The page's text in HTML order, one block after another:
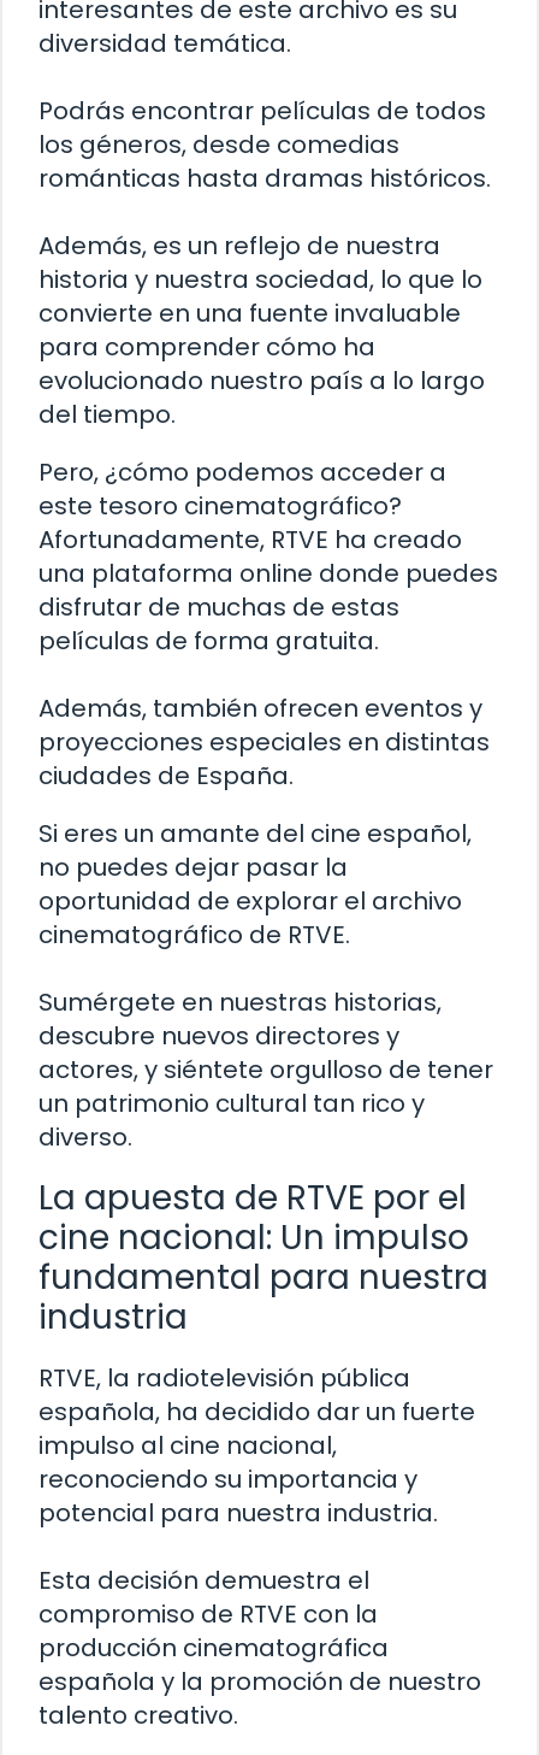
interesantes de este archivo es su
diversidad temática.
Podrás encontrar películas de todos
los géneros, desde comedias
románticas hasta dramas históricos.
Además, es un reflejo de nuestra
historia y nuestra sociedad, lo que lo
convierte en una fuente invaluable
para comprender cómo ha
evolucionado nuestro país a lo largo
del tiempo.
Pero, ¿cómo podemos acceder a
este tesoro cinematográfico?
Afortunadamente, RTVE ha creado
una plataforma online donde puedes
disfrutar de muchas de estas
películas de forma gratuita.
Además, también ofrecen eventos y
proyecciones especiales en distintas
ciudades de España.
Si eres un amante del cine español,
no puedes dejar pasar la
oportunidad de explorar el archivo
cinematográfico de RTVE.
Sumérgete en nuestras historias,
descubre nuevos directores y
actores, y siéntete orgulloso de tener
un patrimonio cultural tan rico y
diverso.
La apuesta de RTVE por el
cine nacional: Un impulso
fundamental para nuestra
industria
RTVE, la radiotelevisión pública
española, ha decidido dar un fuerte
impulso al cine nacional,
reconociendo su importancia y
potencial para nuestra industria.
Esta decisión demuestra el
compromiso de RTVE con la
producción cinematográfica
española y la promoción de nuestro
talento creativo.